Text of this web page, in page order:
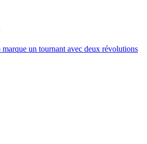
un tournant avec deux révolutions